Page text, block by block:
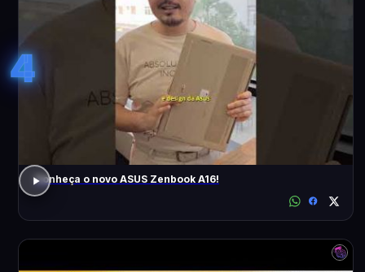
4
Conheça o novo ASUS Zenbook A16!